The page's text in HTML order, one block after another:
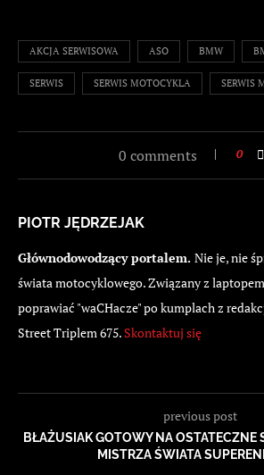
AKCJA SERWISOWA ASO BMW
SERWIS SERWIS MOTOCYKLA SERWIS
0 comments 0
PIOTR JĘDRZEJAK
Głównodowodzący portalem. Nie je, nie
świata motocyklowego. Związany z
poprawiać "waCHacze" po kumplach z
Street Triplem 675. Skontaktuj się
previous post
BŁAŻUSIAK GOTOWY NA OSTATECZNE
MISTRZA ŚWIATA